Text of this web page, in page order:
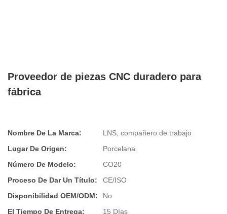
Proveedor de piezas CNC duradero para
fábrica
Nombre De La Marca:
LNS, compañero de trabajo
Lugar De Origen:
Porcelana
Número De Modelo:
CO20
Proceso De Dar Un Título:
CE/ISO
Disponibilidad OEM/ODM:
No
El Tiempo De Entrega:
15 Días